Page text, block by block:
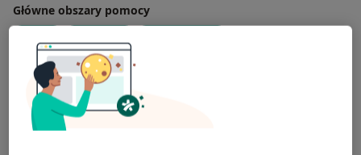
Główne obszary pomocy
Zaburzenia lękowe
Zaburzenia psychosomatyczne
Rodzaje konsultacji